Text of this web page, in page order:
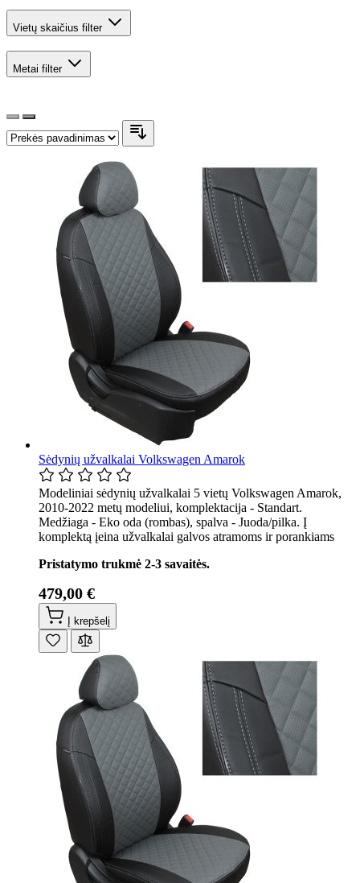
Vietų skaičius filter
Metai filter
Sėdynių užvalkalai Volkswagen Amarok
Modeliniai sėdynių užvalkalai 5 vietų Volkswagen Amarok,
2010-2022 metų modeliui, komplektacija - Standart.
Medžiaga - Eko oda (rombas), spalva - Juoda/pilka. Į
komplektą įeina užvalkalai galvos atramoms ir porankiams
Pristatymo trukmė 2-3 savaitės.
479,00 €
Į krepšelį